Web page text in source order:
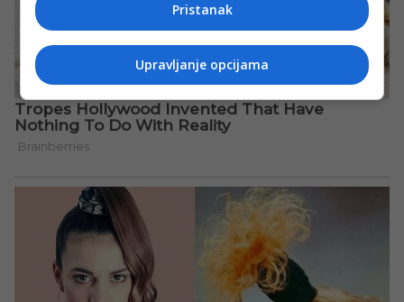
Pristanak
Upravljanje opcijama